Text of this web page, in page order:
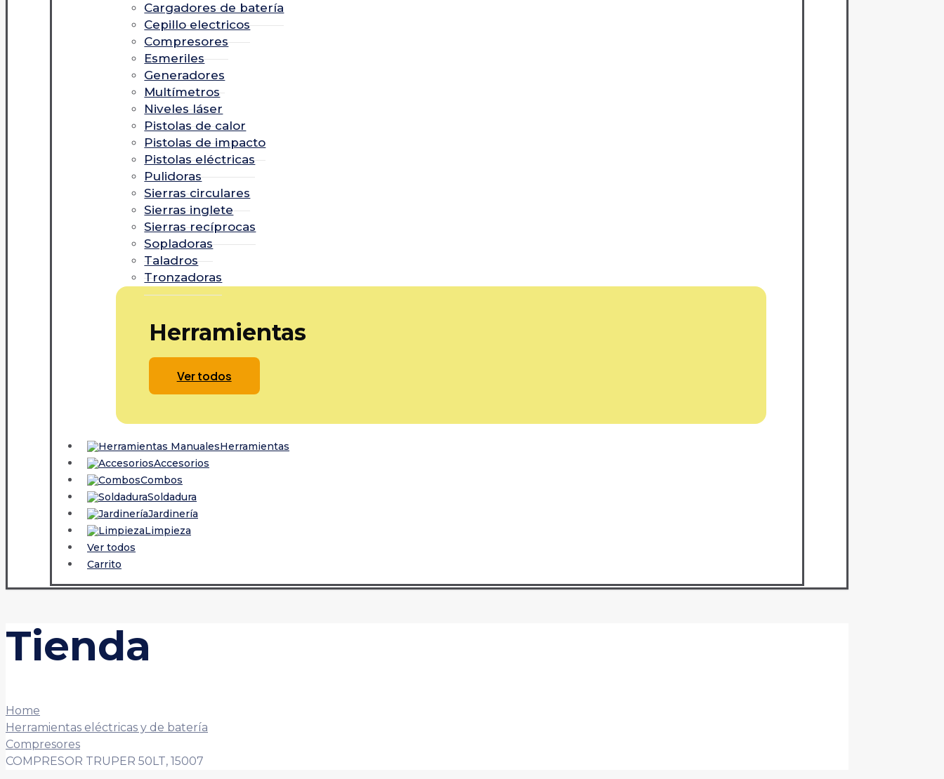
Cargadores de batería
Cepillo electricos
Compresores
Esmeriles
Generadores
Multímetros
Niveles láser
Pistolas de calor
Pistolas de impacto
Pistolas eléctricas
Pulidoras
Sierras circulares
Sierras inglete
Sierras recíprocas
Sopladoras
Taladros
Tronzadoras
Herramientas
Ver todos
Herramientas
Accesorios
Combos
Soldadura
Jardinería
Limpieza
Ver todos
Carrito
Tienda
Home
Herramientas eléctricas y de batería
Compresores
COMPRESOR TRUPER 50LT, 15007